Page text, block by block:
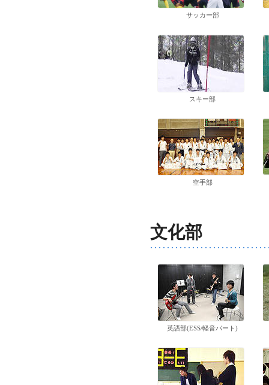
サッカー部
スキー部
空手部
文化部
英語部(ESS/軽音パート)